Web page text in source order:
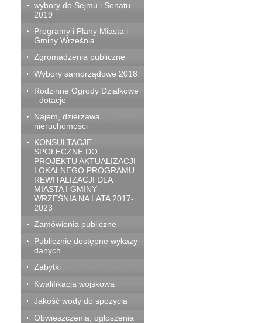
wybory do Sejmu i Senatu
2019
Programy i Plany Miasta i
Gminy Września
Zgromadzenia publiczne
Wybory samorządowe 2018
Rodzinne Ogrody Działkowe
- dotacje
Najem, dzierżawa
nieruchomości
KONSULTACJE
SPOŁECZNE DO
PROJEKTU AKTUALIZACJI
LOKALNEGO PROGRAMU
REWITALIZACJI DLA
MIASTA I GMINY
WRZEŚNIA NA LATA 2017-
2023
Zamówienia publiczne
Publicznie dostępne wykazy
danych
Zabytki
Kwalifikacja wojskowa
Jakość wody do spożycia
Obwieszczenia, ogłoszenia